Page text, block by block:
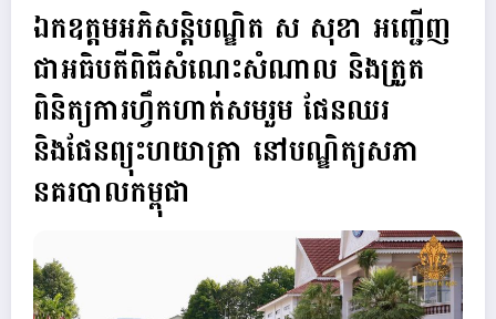
ឯកឧត្តមអភិសន្តិបណ្ឌិត ស សុខា អញ្ជើញ
ជាអធិបតីពិធីសំណេះសំណាល និងត្រួត
ពិនិត្យការហ្វឹកហាត់សមរួម ផែនឈរ
និងផែនព្យុះហយាត្រា នៅបណ្ឌិត្យសភា
នគរបាលកម្ពុជា